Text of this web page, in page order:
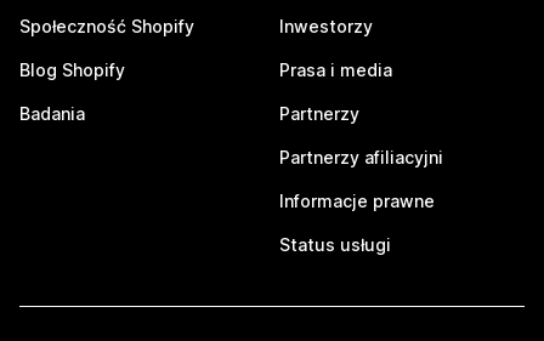
Społeczność Shopify
Blog Shopify
Badania
Inwestorzy
Prasa i media
Partnerzy
Partnerzy afiliacyjni
Informacje prawne
Status usługi